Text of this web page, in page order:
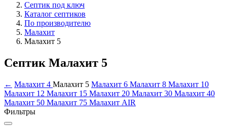
Септик под ключ
Каталог септиков
По производителю
Малахит
Малахит 5
Септик Малахит 5
← Малахит 4 Малахит 5 Малахит 6 Малахит 8 Малахит 10
Малахит 12 Малахит 15 Малахит 20 Малахит 30 Малахит 40
Малахит 50 Малахит 75 Малахит AIR
Фильтры